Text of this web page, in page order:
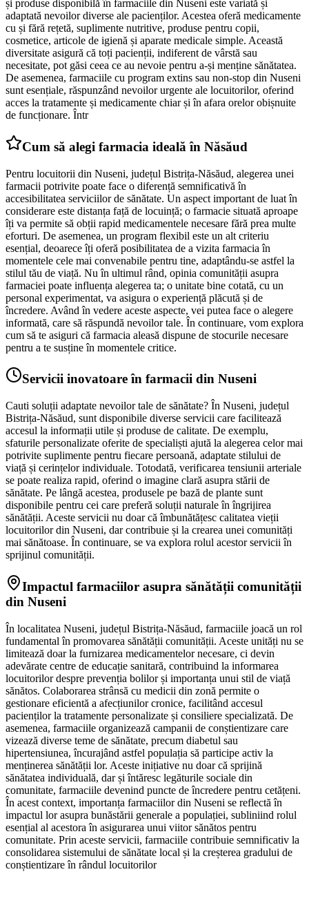
și produse disponibilă în farmaciile din Nuseni este variată și
adaptată nevoilor diverse ale pacienților. Acestea oferă medicamente
cu și fără rețetă, suplimente nutritive, produse pentru copii,
cosmetice, articole de igienă și aparate medicale simple. Această
diversitate asigură că toți pacienții, indiferent de vârstă sau
necesitate, pot găsi ceea ce au nevoie pentru a-și menține sănătatea.
De asemenea, farmaciile cu program extins sau non-stop din Nuseni
sunt esențiale, răspunzând nevoilor urgente ale locuitorilor, oferind
acces la tratamente și medicamente chiar și în afara orelor obișnuite
de funcționare. Într
Cum să alegi farmacia ideală în Năsăud
Pentru locuitorii din Nuseni, județul Bistrița-Năsăud, alegerea unei
farmacii potrivite poate face o diferență semnificativă în
accesibilitatea serviciilor de sănătate. Un aspect important de luat în
considerare este distanța față de locuință; o farmacie situată aproape
îți va permite să obții rapid medicamentele necesare fără prea multe
eforturi. De asemenea, un program flexibil este un alt criteriu
esențial, deoarece îți oferă posibilitatea de a vizita farmacia în
momentele cele mai convenabile pentru tine, adaptându-se astfel la
stilul tău de viață. Nu în ultimul rând, opinia comunității asupra
farmaciei poate influența alegerea ta; o unitate bine cotată, cu un
personal experimentat, va asigura o experiență plăcută și de
încredere. Având în vedere aceste aspecte, vei putea face o alegere
informată, care să răspundă nevoilor tale. În continuare, vom explora
cum să te asiguri că farmacia aleasă dispune de stocurile necesare
pentru a te susține în momentele critice.
Servicii inovatoare în farmacii din Nuseni
Cauti soluții adaptate nevoilor tale de sănătate? În Nuseni, județul
Bistrița-Năsăud, sunt disponibile diverse servicii care facilitează
accesul la informații utile și produse de calitate. De exemplu,
sfaturile personalizate oferite de specialiști ajută la alegerea celor mai
potrivite suplimente pentru fiecare persoană, adaptate stilului de
viață și cerințelor individuale. Totodată, verificarea tensiunii arteriale
se poate realiza rapid, oferind o imagine clară asupra stării de
sănătate. Pe lângă acestea, produsele pe bază de plante sunt
disponibile pentru cei care preferă soluții naturale în îngrijirea
sănătății. Aceste servicii nu doar că îmbunătățesc calitatea vieții
locuitorilor din Nuseni, dar contribuie și la crearea unei comunități
mai sănătoase. În continuare, se va explora rolul acestor servicii în
sprijinul comunității.
Impactul farmaciilor asupra sănătății comunității
din Nuseni
În localitatea Nuseni, județul Bistrița-Năsăud, farmaciile joacă un rol
fundamental în promovarea sănătății comunității. Aceste unități nu se
limitează doar la furnizarea medicamentelor necesare, ci devin
adevărate centre de educație sanitară, contribuind la informarea
locuitorilor despre prevenția bolilor și importanța unui stil de viață
sănătos. Colaborarea strânsă cu medicii din zonă permite o
gestionare eficientă a afecțiunilor cronice, facilitând accesul
pacienților la tratamente personalizate și consiliere specializată. De
asemenea, farmaciile organizează campanii de conștientizare care
vizează diverse teme de sănătate, precum diabetul sau
hipertensiunea, încurajând astfel populația să participe activ la
menținerea sănătății lor. Aceste inițiative nu doar că sprijină
sănătatea individuală, dar și întăresc legăturile sociale din
comunitate, farmaciile devenind puncte de încredere pentru cetățeni.
În acest context, importanța farmaciilor din Nuseni se reflectă în
impactul lor asupra bunăstării generale a populației, subliniind rolul
esențial al acestora în asigurarea unui viitor sănătos pentru
comunitate. Prin aceste servicii, farmaciile contribuie semnificativ la
consolidarea sistemului de sănătate local și la creșterea gradului de
conștientizare în rândul locuitorilor